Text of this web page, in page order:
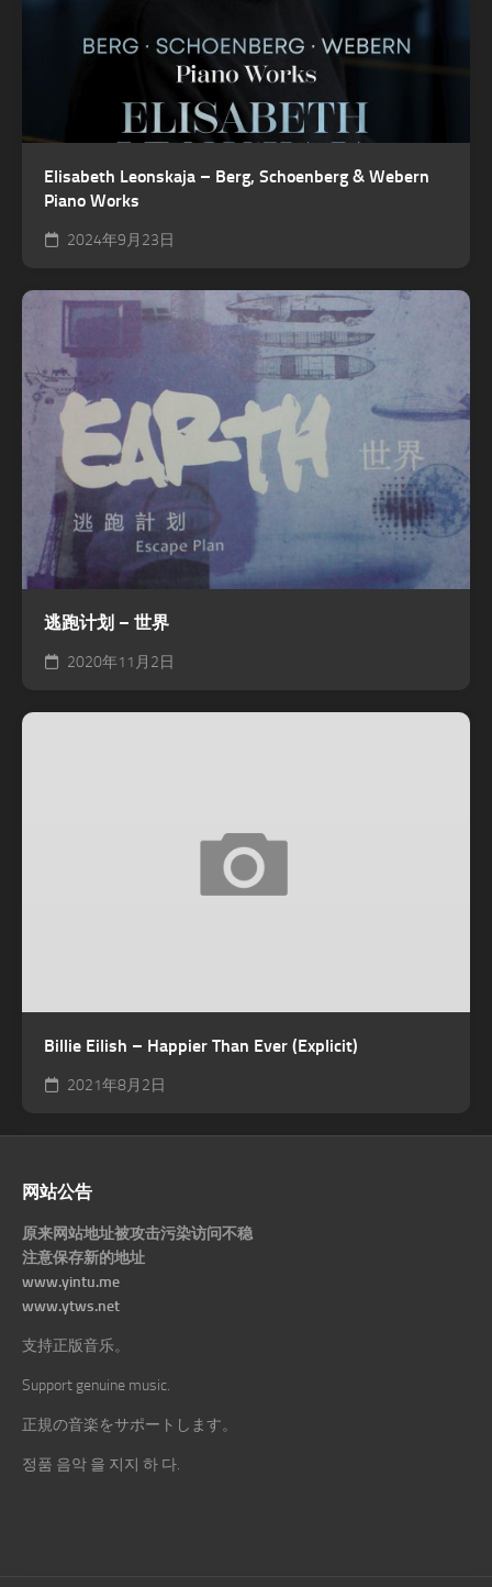
Elisabeth Leonskaja – Berg, Schoenberg & Webern
Piano Works
2024年9月23日
逃跑计划 – 世界
2020年11月2日
Billie Eilish – Happier Than Ever (Explicit)
2021年8月2日
网站公告
原来网站地址被攻击污染访问不稳
注意保存新的地址
www.yintu.me
www.ytws.net
支持正版音乐。
Support genuine music.
正規の音楽をサポートします。
정품 음악 을 지지 하 다.